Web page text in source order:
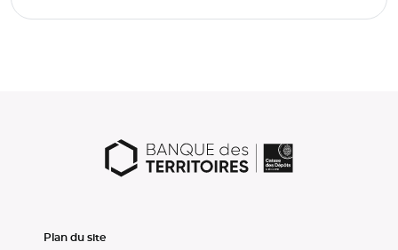
Plan du site